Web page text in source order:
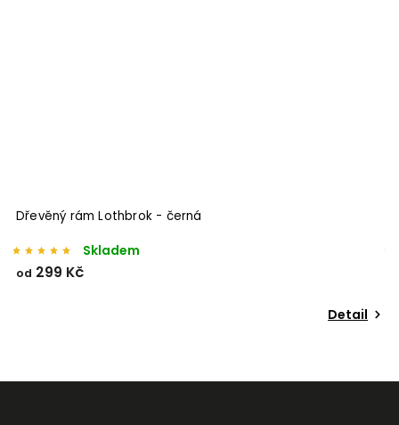
Dřevěný rám Lothbrok - černá
Skladem
od 299 Kč
Detail